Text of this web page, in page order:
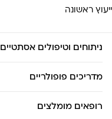
ייעוץ ראשונה
ניתוחים וטיפולים אסתטיים
מדריכים פופולריים
רופאים מומלצים